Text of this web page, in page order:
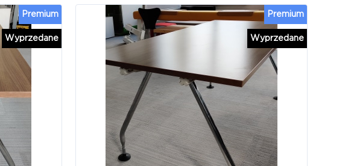
Wyprzedane
Premium
Wyprzedane
Premium